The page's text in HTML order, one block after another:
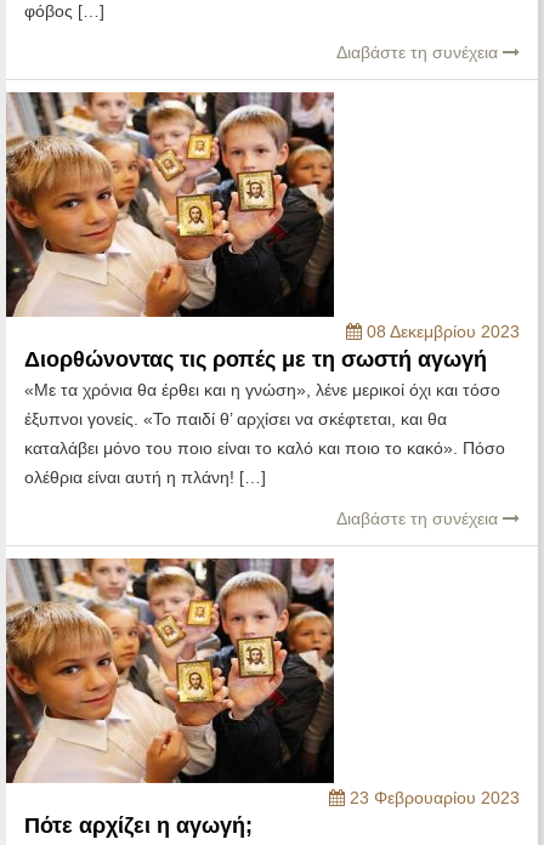
φόβος […]
Διαβάστε τη συνέχεια
08 Δεκεμβρίου 2023
Διορθώνοντας τις ροπές με τη σωστή αγωγή
«Με τα χρόνια θα έρθει και η γνώση», λένε μερικοί όχι και τόσο
έξυπνοι γονείς. «Το παιδί θ’ αρχίσει να σκέφτεται, και θα
καταλάβει μόνο του ποιο είναι το καλό και ποιο το κακό». Πόσο
ολέθρια είναι αυτή η πλάνη! […]
Διαβάστε τη συνέχεια
23 Φεβρουαρίου 2023
Πότε αρχίζει η αγωγή;